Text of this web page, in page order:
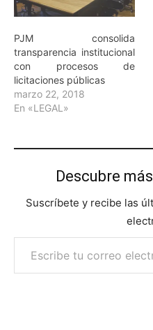
PJM consolida
transparencia institucional
con procesos de
licitaciones públicas
marzo 22, 2018
En «LEGAL»
Descubre
Suscríbete y recibe las
Escribe tu correo electrónico…